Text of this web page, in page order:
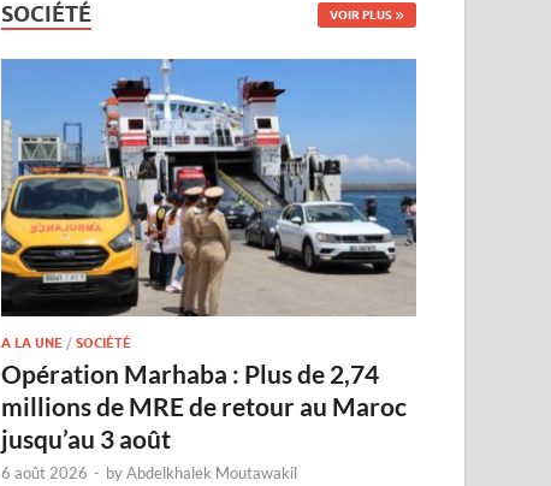
SOCIÉTÉ VOIR PLUS
A LA UNE /SOCIÉTÉ
Opération Marhaba : Plus de 2,74
millions de MRE de retour au Maroc
jusqu’au 3 août
6 août 2026 - byAbdelkhalek Moutawakil